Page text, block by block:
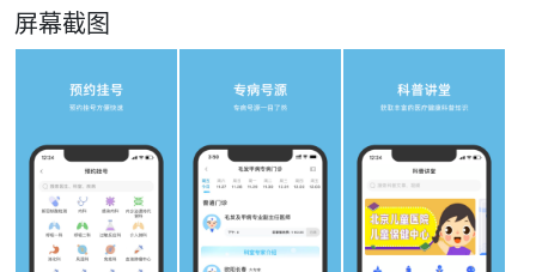
屏幕截图